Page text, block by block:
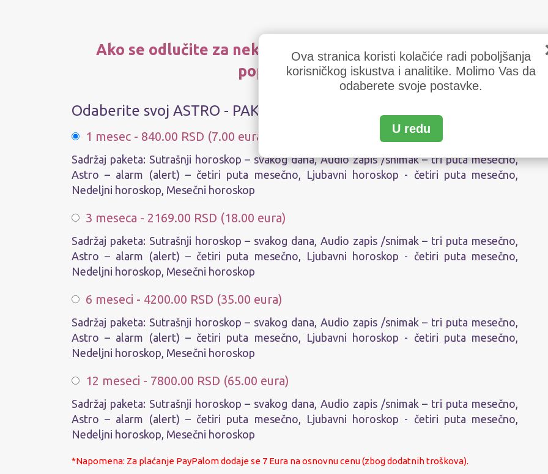
Ako se odlučite za neki od naših paketa, molimo Vas da
popunite formu
Odaberite svoj ASTRO - PAKET
1 mesec - 840.00 RSD (7.00 eura)
Sadržaj paketa: Sutrašnji horoskop – svakog dana, Audio zapis /snimak – tri puta mesečno,
Astro – alarm (alert) – četiri puta mesečno, Ljubavni horoskop - četiri puta mesečno,
Nedeljni horoskop, Mesečni horoskop
3 meseca - 2169.00 RSD (18.00 eura)
Sadržaj paketa: Sutrašnji horoskop – svakog dana, Audio zapis /snimak – tri puta mesečno,
Astro – alarm (alert) – četiri puta mesečno, Ljubavni horoskop - četiri puta mesečno,
Nedeljni horoskop, Mesečni horoskop
6 meseci - 4200.00 RSD (35.00 eura)
Sadržaj paketa: Sutrašnji horoskop – svakog dana, Audio zapis /snimak – tri puta mesečno,
Astro – alarm (alert) – četiri puta mesečno, Ljubavni horoskop - četiri puta mesečno,
Nedeljni horoskop, Mesečni horoskop
12 meseci - 7800.00 RSD (65.00 eura)
Sadržaj paketa: Sutrašnji horoskop – svakog dana, Audio zapis /snimak – tri puta mesečno,
Astro – alarm (alert) – četiri puta mesečno, Ljubavni horoskop - četiri puta mesečno,
Nedeljni horoskop, Mesečni horoskop
*Napomena: Za plaćanje PayPalom dodaje se 7 Eura na osnovnu cenu (zbog dodatnih troškova).
Podaci
Ova stranica koristi kolačiće radi poboljšanja
korisničkog iskustva i analitike. Molimo Vas da
odaberete svoje postavke.
U redu